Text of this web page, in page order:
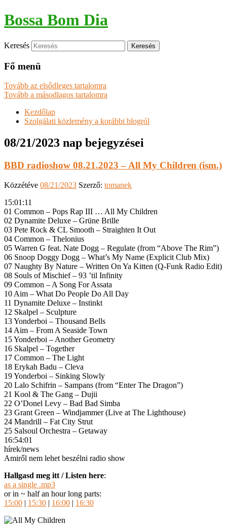
Bossa Bom Dia
Keresés
Fő menü
Tovább az elsődleges tartalomra
Tovább a másodlagos tartalomra
Kezdőlap
Szolgálati közlemény a korábbi blogról
08/21/2023 nap bejegyzései
BBD radioshow 08.21.2023 – All My Children (ism.)
Közzétéve 08/21/2023 Szerző: tomanek
15:01:11
01 Common – Pops Rap III … All My Children
02 Dynamite Deluxe – Grüne Brille
03 Pete Rock & CL Smooth – Straighten It Out
04 Common – Thelonius
05 Warren G feat. Nate Dogg – Regulate (from “Above The Rim”)
06 Snoop Doggy Dogg – What’s My Name (Explicit Club Mix)
07 Naughty By Nature – Written On Ya Kitten (Q-Funk Radio Edit)
08 Souls of Mischief – 93 ’til Infinity
09 Common – A Song For Assata
10 Aim – What Do People Do All Day
11 Dynamite Deluxe – Instinkt
12 Skalpel – Sculpture
13 Yonderboi – Thousand Bells
14 Aim – From A Seaside Town
15 Yonderboi – Another Geometry
16 Skalpel – Together
17 Common – The Light
18 Erykah Badu – Cleva
19 Yonderboi – Sinking Slowly
20 Lalo Schifrin – Sampans (from “Enter The Dragon”)
21 Kool & The Gang – Dujii
22 O’Donel Levy – Bad Bad Simba
23 Grant Green – Windjammer (Live at The Lighthouse)
24 Mandrill – Fat City Strut
25 Salsoul Orchestra – Getaway
16:54:01
hírek/news
Amiről nem lehet beszélni radio show
Hallgasd meg itt / Listen here:
as a single .mp3
or in ~ half an hour long parts:
15:00 | 15:30 | 16:00 | 16:30